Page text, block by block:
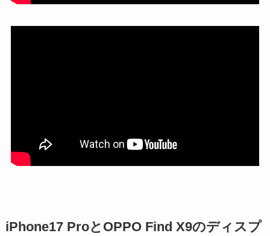
iPhone17 ProとOPPO Find X9のディスプ